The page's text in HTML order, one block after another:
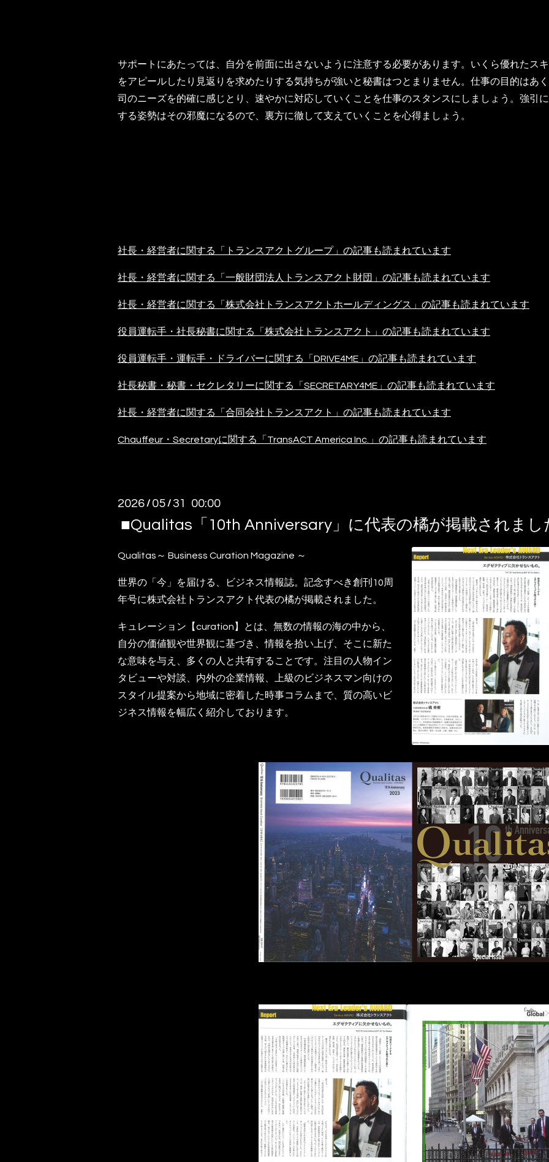
サポートにあたっては、自分を前面に出さないように注意する必要があります。いくら優れたス
をアピールしたり見返りを求めたりする気持ちが強いと秘書はつとまりません。仕事の目的はあ
司のニーズを的確に感じとり、速やかに対応していくことを仕事のスタンスにしましょう。強引
する姿勢はその邪魔になるので、裏方に徹して支えていくことを心得ましょう。
社長・経営者に関する「トランスアクトグループ」の記事も読まれています
社長・経営者に関する「一般財団法人トランスアクト財団」の記事も読まれています
社長・経営者に関する「株式会社トランスアクトホールディングス」の記事も読まれています
役員運転手・社長秘書に関する「株式会社トランスアクト」の記事も読まれています
役員運転手・運転手・ドライバーに関する「DRIVE4ME」の記事も読まれています
社長秘書・秘書・セクレタリーに関する「SECRETARY4ME」の記事も読まれています
社長・経営者に関する「合同会社トランスアクト」の記事も読まれています
Chauffeur・Secretaryに関する「TransACT America Inc.」の記事も読まれています
2026 / 05 /31 00:00
■Qualitas「10th Anniversary」に代表の橘が掲載されまし
Qualitas～ Business Curation Magazine ～
世界の「今」を届ける、ビジネス情報誌。記念すべき創刊10周
年号に株式会社トランスアクト代表の橘が掲載されました。
キュレーション【curation】とは、無数の情報の海の中から、
自分の価値観や世界観に基づき、情報を拾い上げ、そこに新た
な意味を与え、多くの人と共有することです。注目の人物イン
タビューや対談、内外の企業情報、上級のビジネスマン向けの
スタイル提案から地域に密着した時事コラムまで、質の高いビ
ジネス情報を幅広く紹介しております。